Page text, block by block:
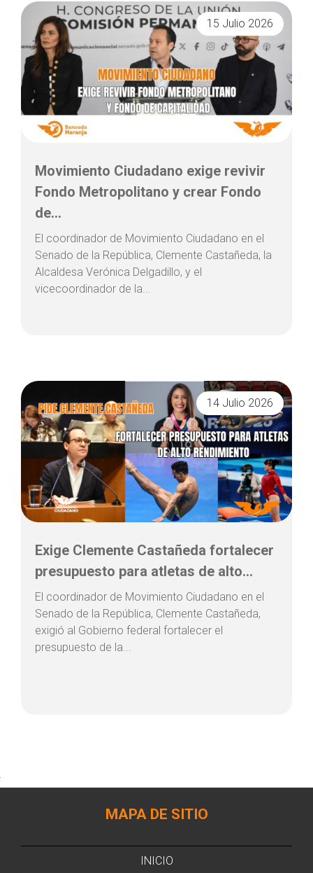
15 Julio 2026
Movimiento Ciudadano exige revivir
Fondo Metropolitano y crear Fondo
de...
El coordinador de Movimiento Ciudadano en el
Senado de la República, Clemente Castañeda, la
Alcaldesa Verónica Delgadillo, y el
vicecoordinador de la...
14 Julio 2026
Exige Clemente Castañeda fortalecer
presupuesto para atletas de alto...
El coordinador de Movimiento Ciudadano en el
Senado de la República, Clemente Castañeda,
exigió al Gobierno federal fortalecer el
presupuesto de la...
MAPA DE SITIO
INICIO